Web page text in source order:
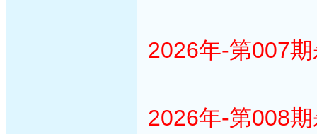
2026年-第007
2026年-第008